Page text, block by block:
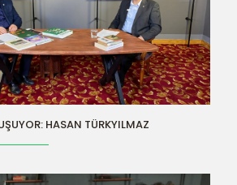
HASAN TÜRKYILMAZ